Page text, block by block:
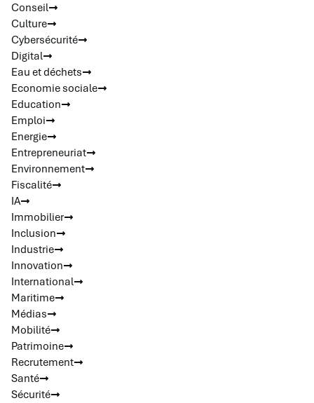
Conseil
Culture
Cybersécurité
Digital
Eau et déchets
Economie sociale
Education
Emploi
Energie
Entrepreneuriat
Environnement
Fiscalité
IA
Immobilier
Inclusion
Industrie
Innovation
International
Maritime
Médias
Mobilité
Patrimoine
Recrutement
Santé
Sécurité